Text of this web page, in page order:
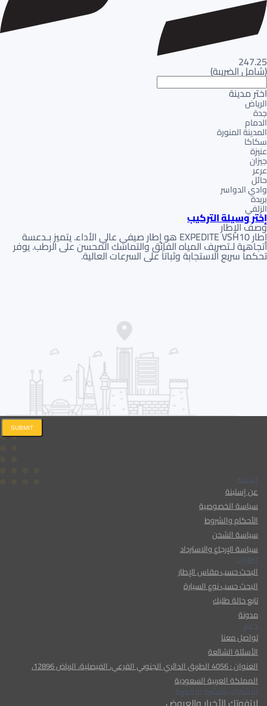
247.25
(شامل الضريبة)
اختر مدينة
الرياض
جدة
الدمام
المدينة المنورة
سكاكا
عنيزة
جيزان
عرعر
حائل
وادي الدواسر
بريدة
الزلفي
إختر وسيلة التركيب
وصف الإطار
إطار EXPEDITE VSH10 هو إطار صيفي عالي الأداء. يتميز بـدعسة
اتجاهية لـتصريف المياه الفائق والتماسك المحسن على الرطب. يوفر
تحكماً سريع الاستجابة وثباتاً على السرعات العالية.
إستبنة
عن إستبنة
سياسة الخصوصية
الأحكام والشروط
سياسة الشحن
سياسة الإرجاع والاسترداد
إطارات
البحث حسب مقاس الإطار
البحث حسب نوع السيارة
تابع حالة طلبك
مدونة
دعم
تواصل معنا
الأسئلة الشائعة
العنوان : 4056 الطريق الدائري الجنوبي الفرعي، الفيصلية، الرياض 12896،
المملكة العربية السعودية
الإشتراك بالنشرة الإخبارية
SUBMIT